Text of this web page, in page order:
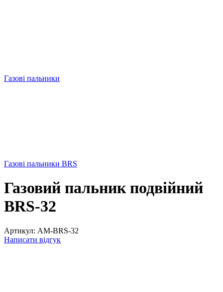
Газові пальники
Газові пальники BRS
Газовий пальник подвійний
BRS-32
Артикул: AM-BRS-32
Написати відгук